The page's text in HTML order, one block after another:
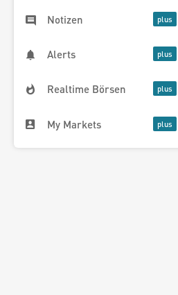
Notizen
Alerts
Realtime Börsen
My Markets